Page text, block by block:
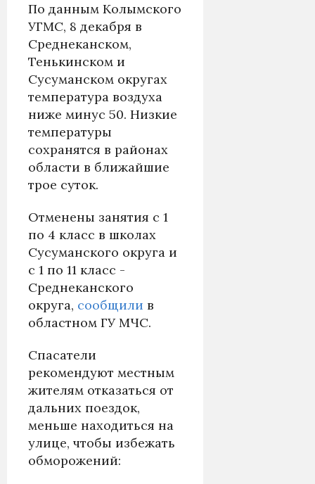
По данным Колымского
УГМС, 8 декабря в
Среднеканском,
Тенькинском и
Сусуманском округах
температура воздуха
ниже минус 50. Низкие
температуры
сохранятся в районах
области в ближайшие
трое суток.
Отменены занятия с 1
по 4 класс в школах
Сусуманского округа и
с 1 по 11 класс -
Среднеканского
округа, сообщили в
областном ГУ МЧС.
Спасатели
рекомендуют местным
жителям отказаться от
дальних поездок,
меньше находиться на
улице, чтобы избежать
обморожений: